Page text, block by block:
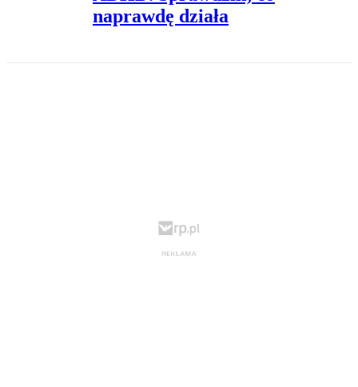
naprawdę działa